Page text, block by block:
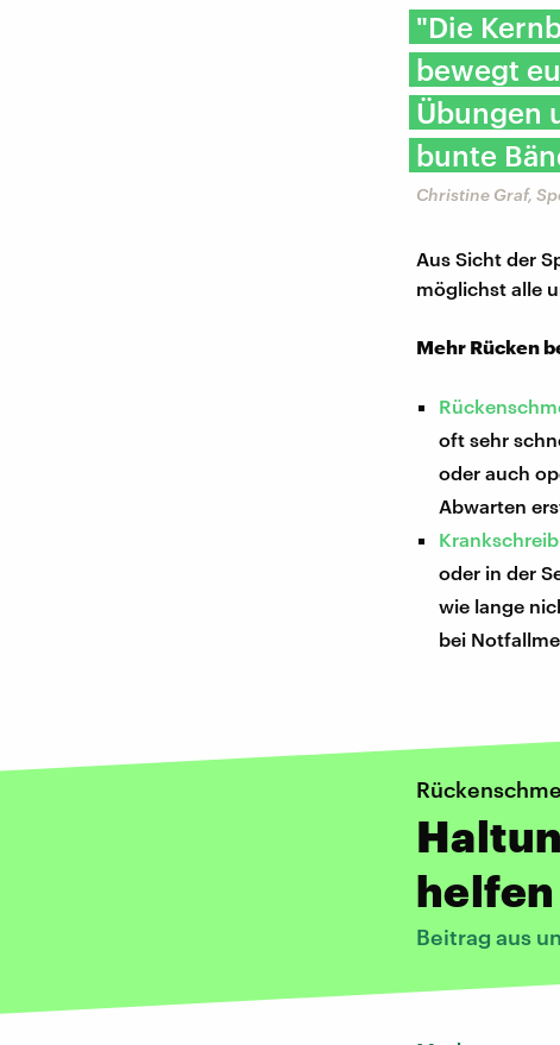
"Die
bewegt
Übungen
bunte
Christine Graf,
Aus Sicht der
möglichst alle
Mehr Rücken
oft sehr
oder auch
Abwarten
oder in der
wie lange
bei
Beitrag aus